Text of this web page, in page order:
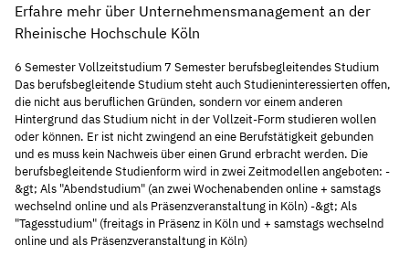
Erfahre mehr über Unternehmensmanagement an der
Rheinische Hochschule Köln
6 Semester Vollzeitstudium 7 Semester berufsbegleitendes Studium
Das berufsbegleitende Studium steht auch Studieninteressierten offen,
die nicht aus beruflichen Gründen, sondern vor einem anderen
Hintergrund das Studium nicht in der Vollzeit-Form studieren wollen
oder können. Er ist nicht zwingend an eine Berufstätigkeit gebunden
und es muss kein Nachweis über einen Grund erbracht werden. Die
berufsbegleitende Studienform wird in zwei Zeitmodellen angeboten: -
&gt; Als "Abendstudium" (an zwei Wochenabenden online + samstags
wechselnd online und als Präsenzveranstaltung in Köln) -&gt; Als
"Tagesstudium" (freitags in Präsenz in Köln und + samstags wechselnd
online und als Präsenzveranstaltung in Köln)